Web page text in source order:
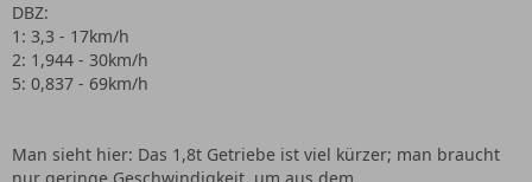
DBZ:
1: 3,3 - 17km/h
2: 1,944 - 30km/h
5: 0,837 - 69km/h
Man sieht hier: Das 1,8t Getriebe ist viel kürzer; man braucht